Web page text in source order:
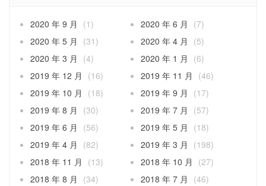
2020 年 9 月 (1) 2020 年 6 月
(7)
2020 年 5 月
(31) 2020 年 4 月
(5)
2020 年 3 月
(4) 2020 年 1 月
(6)
2019 年 12 月
(16) 2019 年 11 月
(46)
2019 年 10 月
(18) 2019 年 9 月
(17)
2019 年 8 月
(30) 2019 年 7 月
(57)
2019 年 6 月
(56) 2019 年 5 月
(18)
2019 年 4 月
(82) 2019 年 3 月
(198)
2018 年 11 月
(13) 2018 年 10 月
(27)
2018 年 8 月
(34) 2018 年 7 月
(46)